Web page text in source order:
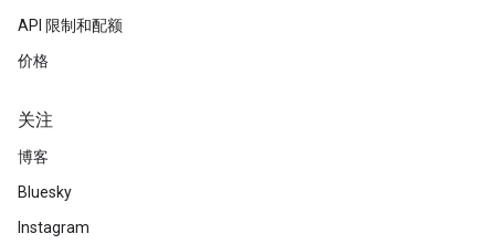
API 限制和配额
价格
关注
博客
Bluesky
Instagram